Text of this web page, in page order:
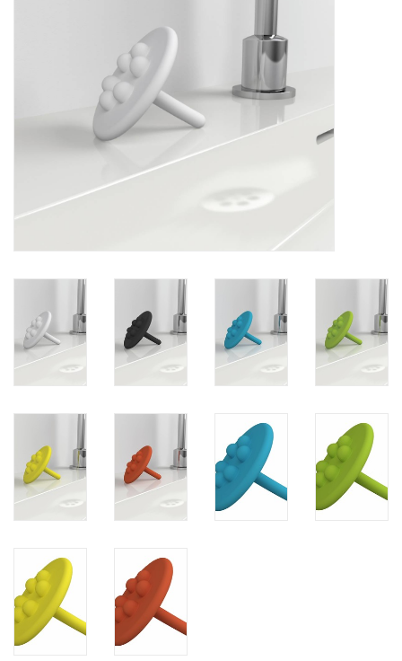
Accessoires de salle de bain
pièce de rechange